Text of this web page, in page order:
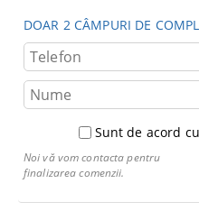
DOAR 2 CÂMPURI DE
Sunt de acord cu
Noi vă vom contacta pentru
finalizarea comenzii.